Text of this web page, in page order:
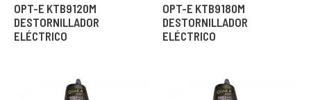
OPT-E KTB9120M
DESTORNILLADOR
ELÉCTRICO
OPT-E KTB9180M
DESTORNILLADOR
ELÉCTRICO